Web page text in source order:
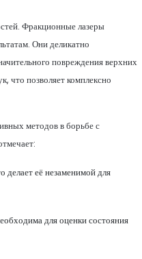
Фракционные лазеры
Они деликатно
повреждения верхних
что позволяет комплексно
методов в борьбе с
делает её незаменимой для
для оценки состояния